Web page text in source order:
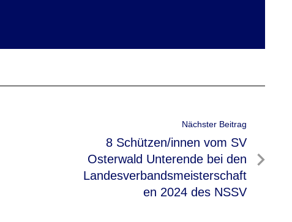
Nächster Beitrag
Nächster
Beitrag
8 Schützen/innen vom SV
Osterwald Unterende bei den
Landesverbandsmeisterschaft
en 2024 des NSSV